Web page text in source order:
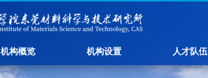
机构概览 机构设置 人才队伍